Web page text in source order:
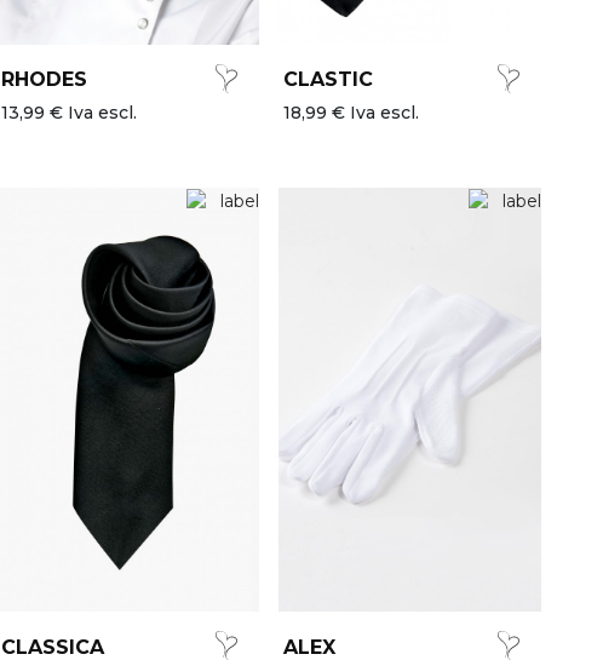
RHODES
13,99 € Iva escl.
CLASTIC
18,99 € Iva escl.
CLASSICA ALEX